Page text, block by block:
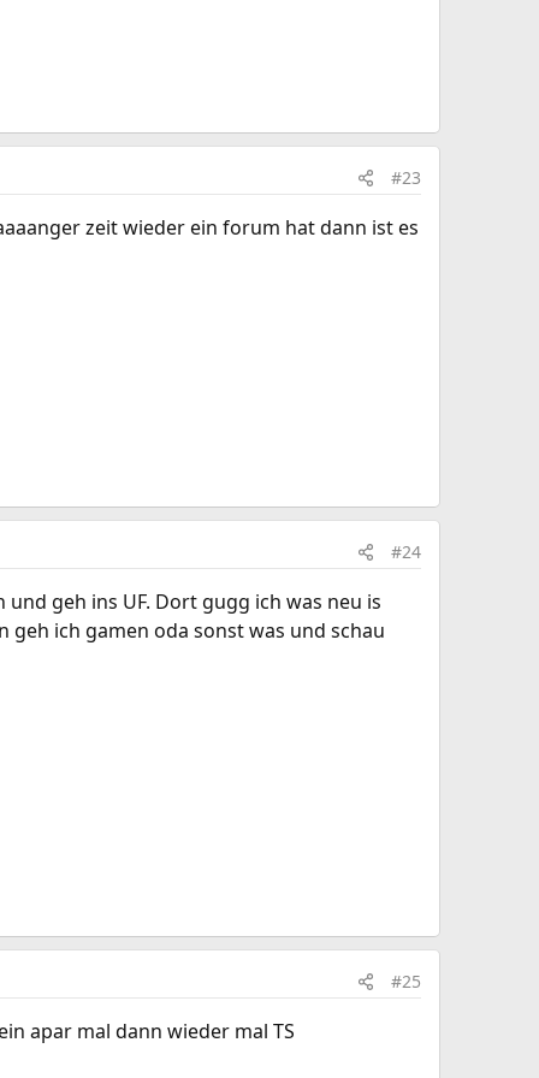
#23
zeit wieder ein forum hat dann ist es
#24
geh ins UF. Dort gugg ich was neu is
ich gamen oda sonst was und schau
#25
apar mal dann wieder mal TS